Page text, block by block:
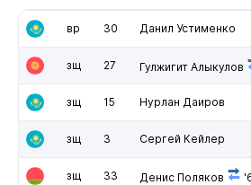
вр 30 Данил Устименко
зщ 27 Гулжигит Алыкулов
зщ 15 Нурлан Даиров
зщ 3 Сергей Кейлер
зщ 33 Денис Поляков